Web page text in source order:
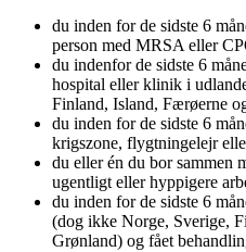
du inden for de sidste 6
person med MRSA eller
du indenfor de sidste 6
hospital eller klinik i
Finland, Island, Færøerne
du inden for de sidste 6
krigszone, flygtningelejr
du eller én du bor sammen
ugentligt eller hyppigere
du inden for de sidste 6
(dog ikke Norge, Sverige,
Grønland) og fået